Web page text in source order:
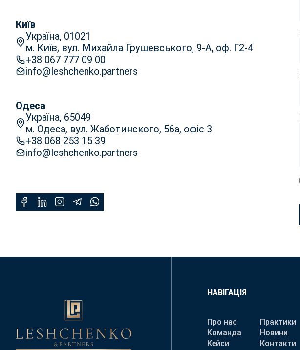
Київ
Україна, 01021
м. Київ, вул. Михайла Грушевського, 9-А, оф. Г2-4
+38 067 777 09 00
info@leshchenko.partners
Одеса
Україна, 65049
м. Одеса, вул. Жаботинского, 56а, офіс 3
+38 068 253 15 39
info@leshchenko.partners
НАВІГАЦІЯ
Про нас
Практики
Команда
Новини
Кейси
Контакти